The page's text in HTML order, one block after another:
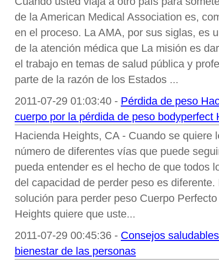
de la American Medical Association es,
en el proceso. La AMA, por sus siglas, es
de la atención médica que La misión es
el trabajo en temas de salud pública y
parte de la razón de los Estados ...
2011-07-29 01:03:40 - Pérdida de peso
cuerpo por la pérdida de peso bodyperfect
Hacienda Heights, CA - Cuando se quiere
número de diferentes vías que puede
pueda entender es el hecho de que todos
del capacidad de perder peso es
solución para perder peso Cuerpo
Heights quiere que uste...
2011-07-29 00:45:36 - Consejos
bienestar de las personas